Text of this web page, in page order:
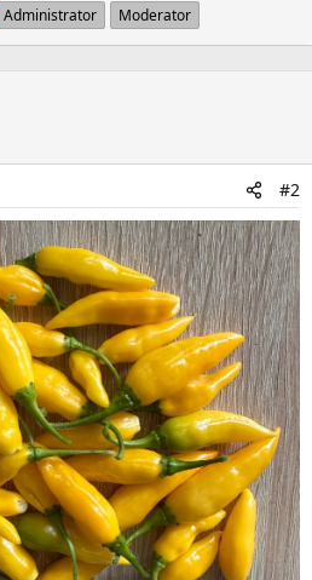
Administrator Moderator
#2